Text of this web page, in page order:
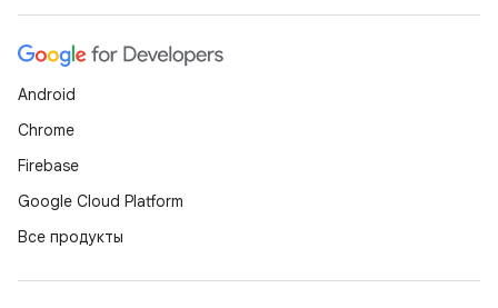
Android
Chrome
Firebase
Google Cloud Platform
Все продукты